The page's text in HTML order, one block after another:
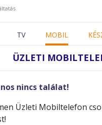
TV MOBIL
ÜZLETI
nincs találat!
Üzleti Mobiltelefon